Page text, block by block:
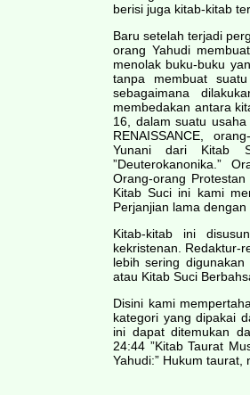
berisi juga kitab-kitab
Baru setelah terjadi
orang Yahudi
menolak buku-buku
tanpa membuat
sebagaimana
membedakan antara
16, dalam suatu usaha
RENAISSANCE,
Yunani dari Kitab
”Deuterokanonika.”
Orang-orang
Kitab Suci ini kami
Perjanjian lama dengan
Kitab-kitab ini
kekristenan. Redaktur-
lebih sering
atau Kitab Suci
Disini kami
kategori yang dipakai
ini dapat ditemukan
24:44 ”Kitab Taurat
Yahudi:” Hukum taurat,